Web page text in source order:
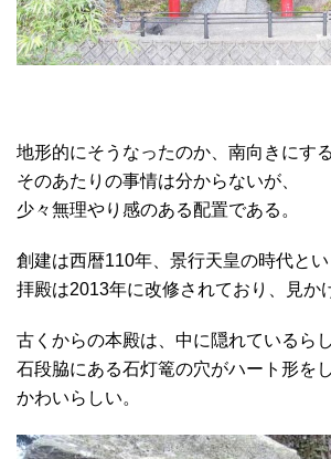
地形的にそうなったのか、南向きにす
そのあたりの事情は分からないが、
少々無理やり感のある配置である。
創建は西暦110年、景行天皇の時代とい
拝殿は2013年に改修されており、見か
古くからの本殿は、中に隠れているらし
石段脇にある石灯篭の穴がハート形を
かわいらしい。